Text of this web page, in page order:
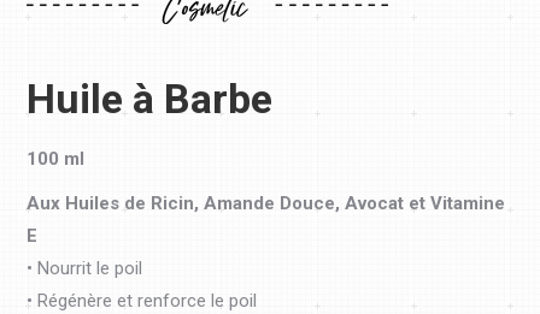
Huile à Barbe
100 ml
Aux Huiles de Ricin, Amande Douce, Avocat et Vitamine
E
• Nourrit le poil
• Régénère et renforce le poil